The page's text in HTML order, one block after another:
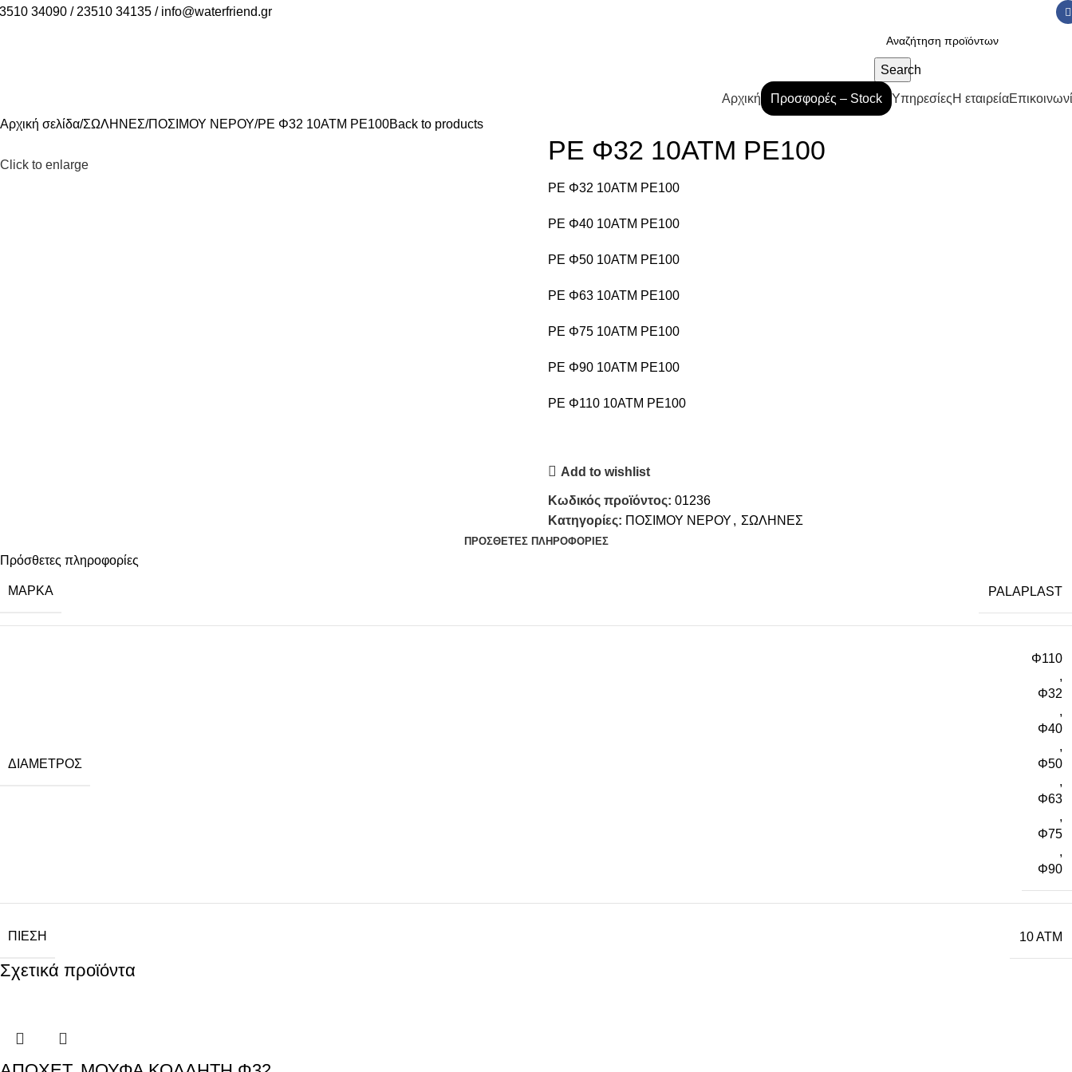
34090 / 23510 34135 / info@waterfriend.gr
Search
Αρχική Προσφορές – Stock ΥπηρεσίεςΗ εταιρεία
Αρχική σελίδα ΣΩΛΗΝΕΣ ΠΟΣΙΜΟΥ ΝΕΡΟΥ PE Φ32 10ΑΤΜ PE100Back to products
Click to enlarge PE Φ32 10ΑΤΜ PE100
PE Φ32 10ΑΤΜ PE100
PE Φ40 10ΑΤΜ PE100
PE Φ50 10ΑΤΜ PE100
PE Φ63 10ΑΤΜ PE100
PE Φ75 10ΑΤΜ PE100
PE Φ90 10ΑΤΜ PE100
PE Φ110 10ΑΤΜ PE100
Add to wishlist
Κωδικός προϊόντος: 01236
Κατηγορίες: ΠΟΣΙΜΟΥ ΝΕΡΟΥ , ΣΩΛΗΝΕΣ
ΠΡΌΣΘΕΤΕΣ ΠΛΗΡΟΦΟΡΊΕΣ
Πρόσθετες πληροφορίες
ΜΆΡΚΑ PALAPLAST
ΔΙΆΜΕΤΡΟΣ
Φ110
,
Φ32
,
Φ40
,
Φ50
,
Φ63
,
Φ75
,
Φ90
ΠΊΕΣΗ 10 ATM
Σχετικά προϊόντα